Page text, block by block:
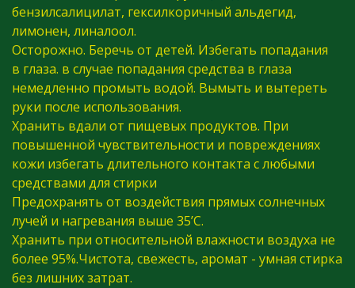
бензилсалицилат, гексилкоричный альдегид,
лимонен, линалоол.
Осторожно. Беречь от детей. Избегать попадания
в глаза. в случае попадания средства в глаза
немедленно промыть водой. Вымыть и вытереть
руки после использования.
Хранить вдали от пищевых продуктов. При
повышенной чувствительности и повреждениях
кожи избегать длительного контакта с любыми
средствами для стирки
Предохранять от воздействия прямых солнечных
лучей и нагревания выше 35’C.
Хранить при относительной влажности воздуха не
более 95%.Чистота, свежесть, аромат - умная стирка
без лишних затрат.